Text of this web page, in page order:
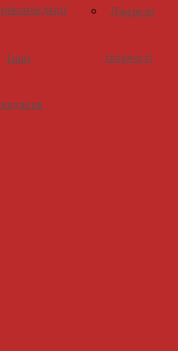
рекомендації
Інші
видання
Джерело
творчості